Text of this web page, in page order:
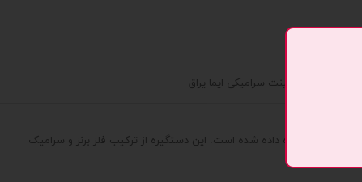
به دستگیره داده شده است. این دستگیره از ترکیب فلز برنز و سرامیک